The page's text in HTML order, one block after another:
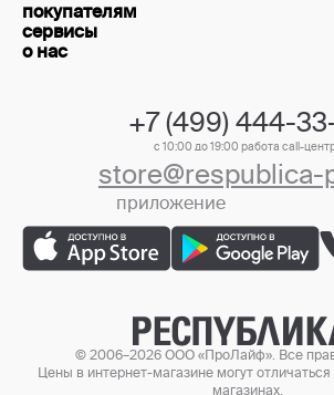
покупателям
сервисы
о нас
+7 (499) 444-
с 10:00 до 19:00 работа call-
store@respublica-
приложение
© 2006–2026 ООО «ПроЛайф». Все
Цены в интернет-магазине могут
магазинах.